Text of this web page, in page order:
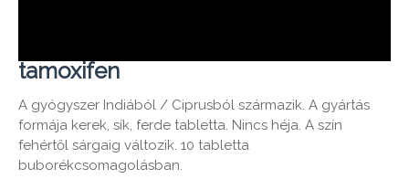
tamoxifen
A gyógyszer Indiából / Ciprusból származik. A gyártás
formája kerek, sík, ferde tabletta. Nincs héja. A szín
fehértől sárgaig változik. 10 tabletta
buborékcsomagolásban.